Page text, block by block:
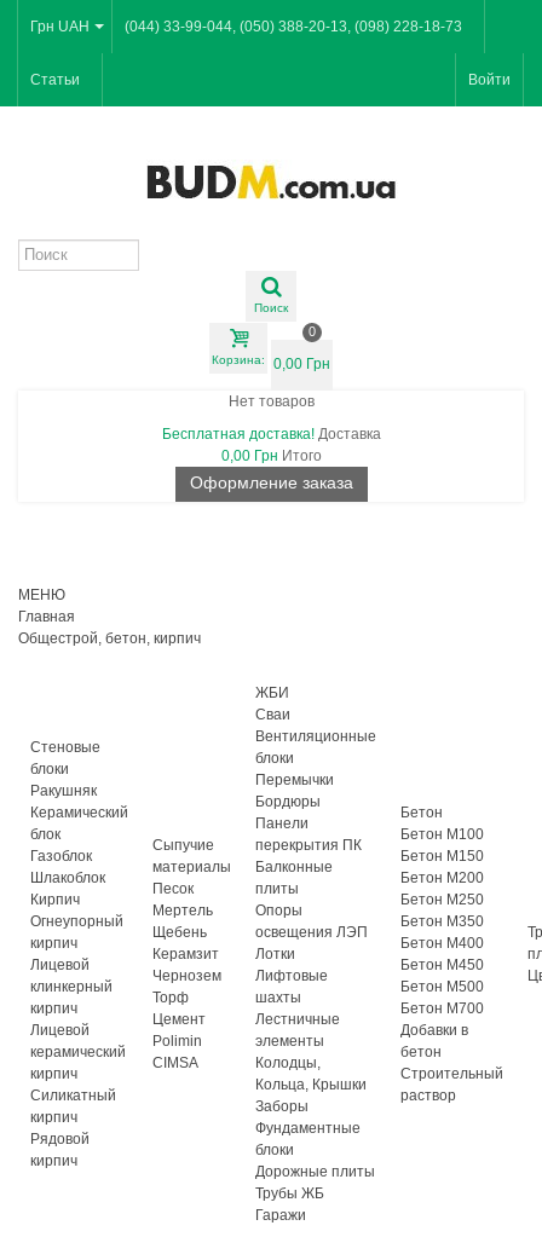
Грн UAH (044) 33-99-044, (050) 388-20-13, (098) 228-18-73
Статьи Войти
Поиск
Корзина:
0
0,00 Грн
Нет товаров
Бесплатная доставка! Доставка
0,00 Грн Итого
Оформление заказа
МЕНЮ
Главная
Общестрой, бетон, кирпич
Стеновые
блоки
Ракушняк
Керамический
блок
Газоблок
Шлакоблок
Кирпич
Огнеупорный
кирпич
Лицевой
клинкерный
кирпич
Лицевой
керамический
кирпич
Силикатный
кирпич
Рядовой
кирпич
Сыпучие
материалы
Песок
Мертель
Щебень
Керамзит
Чернозем
Торф
Цемент
Polimin
CIMSA
ЖБИ
Сваи
Вентиляционные
блоки
Перемычки
Бордюры
Панели
перекрытия ПК
Балконные
плиты
Опоры
освещения ЛЭП
Лотки
Лифтовые
шахты
Лестничные
элементы
Колодцы,
Кольца, Крышки
Заборы
Фундаментные
блоки
Дорожные плиты
Трубы ЖБ
Гаражи
Бетон
Бетон М100
Бетон М150
Бетон М200
Бетон М250
Бетон М350
Бетон М400
Бетон М450
Бетон М500
Бетон М700
Добавки в
бетон
Строительный
раствор